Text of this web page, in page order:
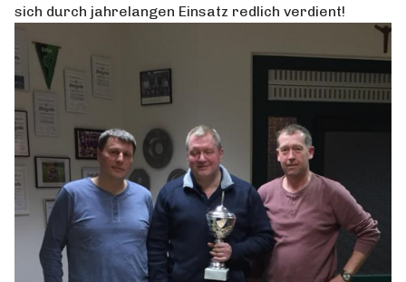
sich durch jahrelangen Einsatz redlich verdient!